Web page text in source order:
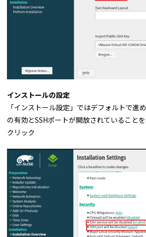
インストールの設定
「インストール設定」ではデフォルトで進
の有効とSSHポートが開放されていること
クリック